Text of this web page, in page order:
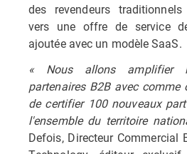
des revendeurs
vers une offre de service
ajoutée avec un modèle SaaS.
« Nous allons amplifier
partenaires B2B avec
de certifier 100 nouveaux
l'ensemble du territoire
Defois, Directeur Commercial